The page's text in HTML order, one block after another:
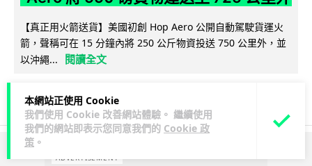
本網站正使用 Cookie
我們使用 Cookie 改善網站體驗。 繼續使用
我們的網站即表示您同意我們的 Cookie 政
策 。
【真正用火箭送貨】美國初創 Hop Aero 公開自動駕駛貨運火
箭，聲稱可在 15 分鐘內將 250 公斤物資投送 750 公里外，並
以沖繩...
閱讀全文
ADVERTISEMENT